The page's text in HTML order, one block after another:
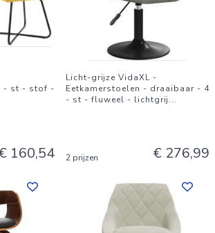
- st - stof -
160,54
Licht-grijze VidaXL -
Eetkamerstoelen - draaibaar - 4
- st - fluweel - lichtgrij...
2 prijzen € 276,99